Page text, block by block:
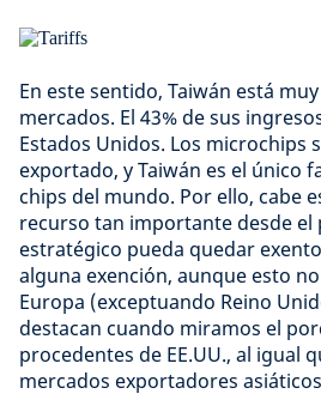
En este sentido, Taiwán está
mercados. El 43% de sus
Estados Unidos. Los microchips
exportado, y Taiwán es el único
chips del mundo. Por ello, cabe
recurso tan importante desde el
estratégico pueda quedar
alguna exención, aunque esto
Europa (exceptuando Reino
destacan cuando miramos el
procedentes de EE.UU., al igual
mercados exportadores